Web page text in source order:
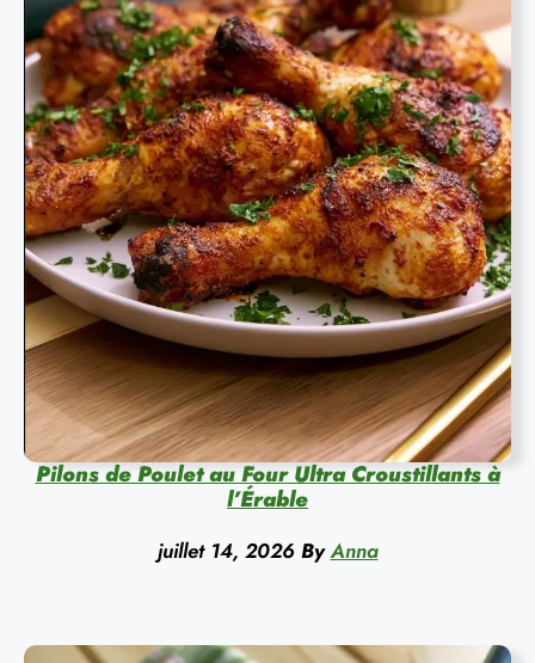
Pilons de Poulet au Four Ultra Croustillants à
l’Érable
juillet 14, 2026 By Anna